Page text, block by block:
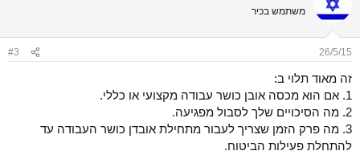
i
s
משתמש בכיר
26/5/15
#3
זה מאוד תלוי ב:
1. אם הוא מכסה אובן כושר עבודה מקצועי או כללי.
2. מה הסיכויים שלך לסבול מפגיעה.
3. מה פרק הזמן שצריך לעבור מתחילת אובדן כושר העבודה עד
להתחלת פעילות הביטוח.